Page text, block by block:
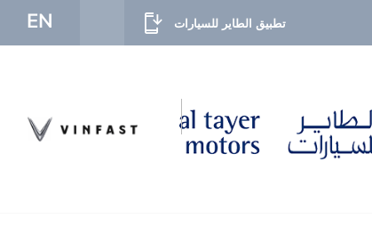
EN تطبيق الطاير للسيارات